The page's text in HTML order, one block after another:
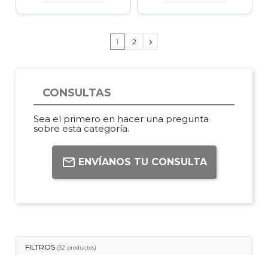
1 2
CONSULTAS
Sea el primero en hacer una pregunta
sobre esta categoría.
ENVÍANOS TU CONSULTA
FILTROS (32 productos)